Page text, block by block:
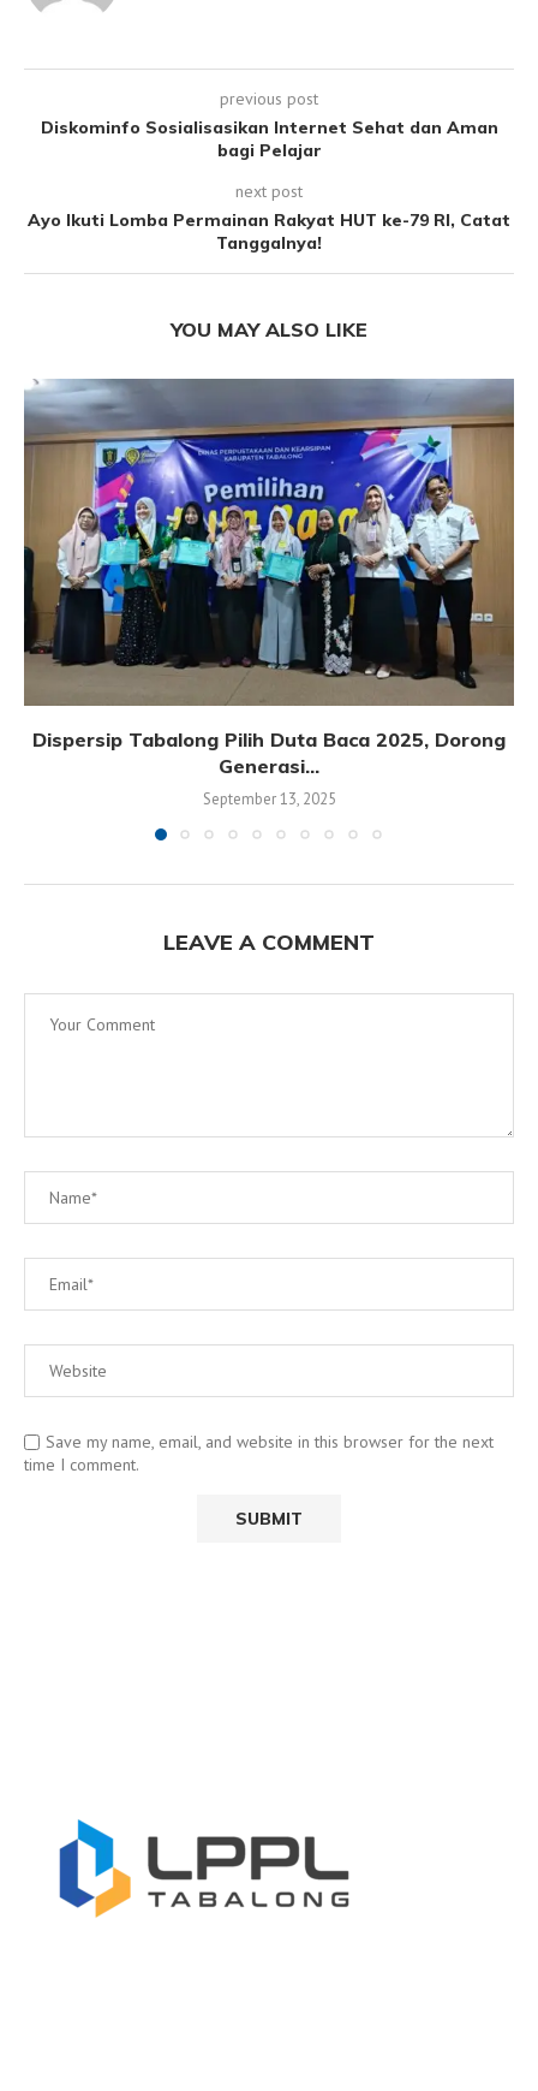
previous post
Diskominfo Sosialisasikan Internet Sehat dan Aman
bagi Pelajar
next post
Ayo Ikuti Lomba Permainan Rakyat HUT ke-79 RI, Catat
Tanggalnya!
YOU MAY ALSO LIKE
Dispersip Tabalong Pilih Duta Baca 2025, Dorong
Generasi...
September 13, 2025
LEAVE A COMMENT
Save my name, email, and website in this browser for the next
time I comment.